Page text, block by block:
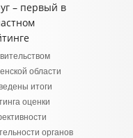
– первый в
области
итоги
оценки
органов